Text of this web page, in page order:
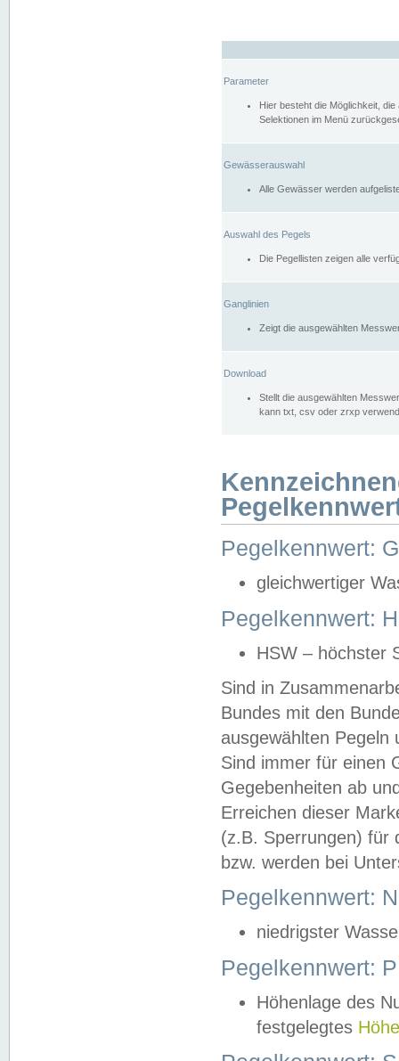
Parameter
Hier besteht die Möglichkeit,
Selektionen im Menü
Gewässerauswahl
Alle Gewässer werden
Auswahl des Pegels
Die Pegellisten zeigen alle
Ganglinien
Zeigt die ausgewählten
Download
Stellt die ausgewählten
kann txt, csv oder zrxp
Pegelkennwert:
gleichwertiger
Pegelkennwert:
HSW – höchster
Sind in
Bundes mit den
ausgewählten
Sind immer für einen
Gegebenheiten ab
Erreichen dieser
(z.B. Sperrungen) für
bzw. werden bei
Pegelkennwert:
niedrigster
Pegelkennwert:
Höhenlage des
festgelegtes